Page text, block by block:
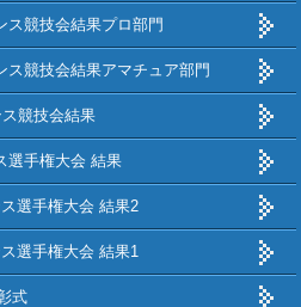
ス競技会結果プロ部門
ス競技会結果アマチュア部門
競技会結果
選手権大会 結果
選手権大会 結果2
選手権大会 結果1
式